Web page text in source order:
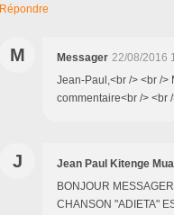
Répondre
M Messager 22/08/2016
Jean-Paul,<br /> <br />
commentaire<br /> <br
J Jean Paul Kitenge
BONJOUR
CHANSON "ADIETA"